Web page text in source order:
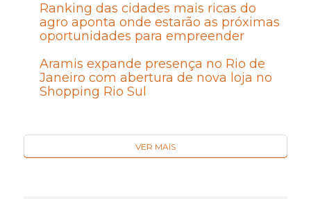
Ranking das cidades mais ricas do
agro aponta onde estarão as próximas
oportunidades para empreender
Aramis expande presença no Rio de
Janeiro com abertura de nova loja no
Shopping Rio Sul
VER MAIS